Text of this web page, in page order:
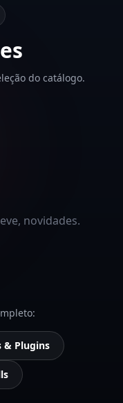
do catálogo.
novidades.
& Plugins